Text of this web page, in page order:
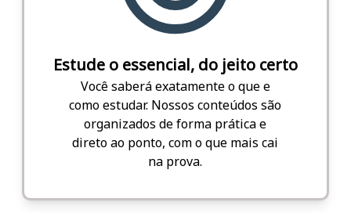
Estude o essencial, do jeito certo
Você saberá exatamente o que e
como estudar. Nossos conteúdos são
organizados de forma prática e
direto ao ponto, com o que mais cai
na prova.